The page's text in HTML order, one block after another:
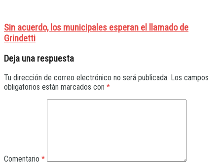
Sin acuerdo, los municipales esperan el llamado de
Grindetti
Deja una respuesta
Tu dirección de correo electrónico no será publicada. Los campos
obligatorios están marcados con *
Comentario *